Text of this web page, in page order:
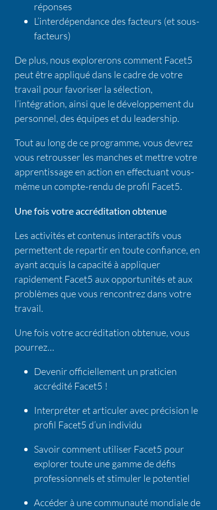
réponses
L’interdépendance des facteurs (et sous-
facteurs)
De plus, nous explorerons comment Facet5
peut être appliqué dans le cadre de votre
travail pour favoriser la sélection,
l’intégration, ainsi que le développement du
personnel, des équipes et du leadership.
Tout au long de ce programme, vous devrez
vous retrousser les manches et mettre votre
apprentissage en action en effectuant vous-
même un compte-rendu de profil Facet5.
Une fois votre accréditation obtenue
Les activités et contenus interactifs vous
permettent de repartir en toute confiance, en
ayant acquis la capacité à appliquer
rapidement Facet5 aux opportunités et aux
problèmes que vous rencontrez dans votre
travail.
Une fois votre accréditation obtenue, vous
pourrez…
Devenir officiellement un praticien
accrédité Facet5 !
Interpréter et articuler avec précision le
profil Facet5 d’un individu
Savoir comment utiliser Facet5 pour
explorer toute une gamme de défis
professionnels et stimuler le potentiel
Accéder à une communauté mondiale de